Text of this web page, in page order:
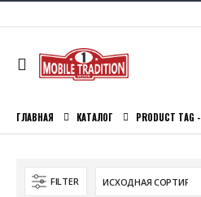
ГЛАВНАЯ КАТАЛОГ PRODUCT TAG -
FILTER